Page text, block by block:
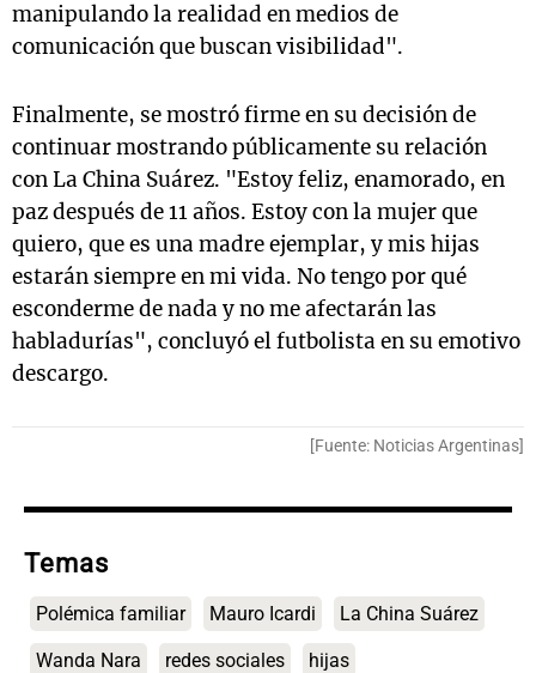
manipulando la realidad en medios de
comunicación que buscan visibilidad".
Finalmente, se mostró firme en su decisión de
continuar mostrando públicamente su relación
con La China Suárez. "Estoy feliz, enamorado, en
paz después de 11 años. Estoy con la mujer que
quiero, que es una madre ejemplar, y mis hijas
estarán siempre en mi vida. No tengo por qué
esconderme de nada y no me afectarán las
habladurías", concluyó el futbolista en su emotivo
descargo.
[Fuente: Noticias Argentinas]
Temas
Polémica familiar Mauro Icardi La China Suárez
Wanda Nara redes sociales hijas